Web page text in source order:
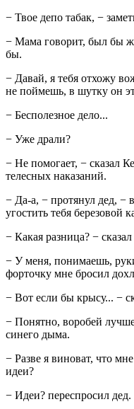
− Твое депо табак, −
− Мама говорит, был бы
бы.
− Давай, я тебя отхожу
не поймешь, в шутку он
− Бесполезное дело...
− Уже драли?
− Не помогает, − сказал
телесных наказаний.
− Да-а, − протянул дед, −
угостить тебя березовой
− Какая разница? −
− У меня, понимаешь,
форточку мне бросил
− Вот если бы крысу... −
− Понятно, воробей
синего дыма.
− Разве я виноват, что
идеи?
− Идеи? переспросил дед.